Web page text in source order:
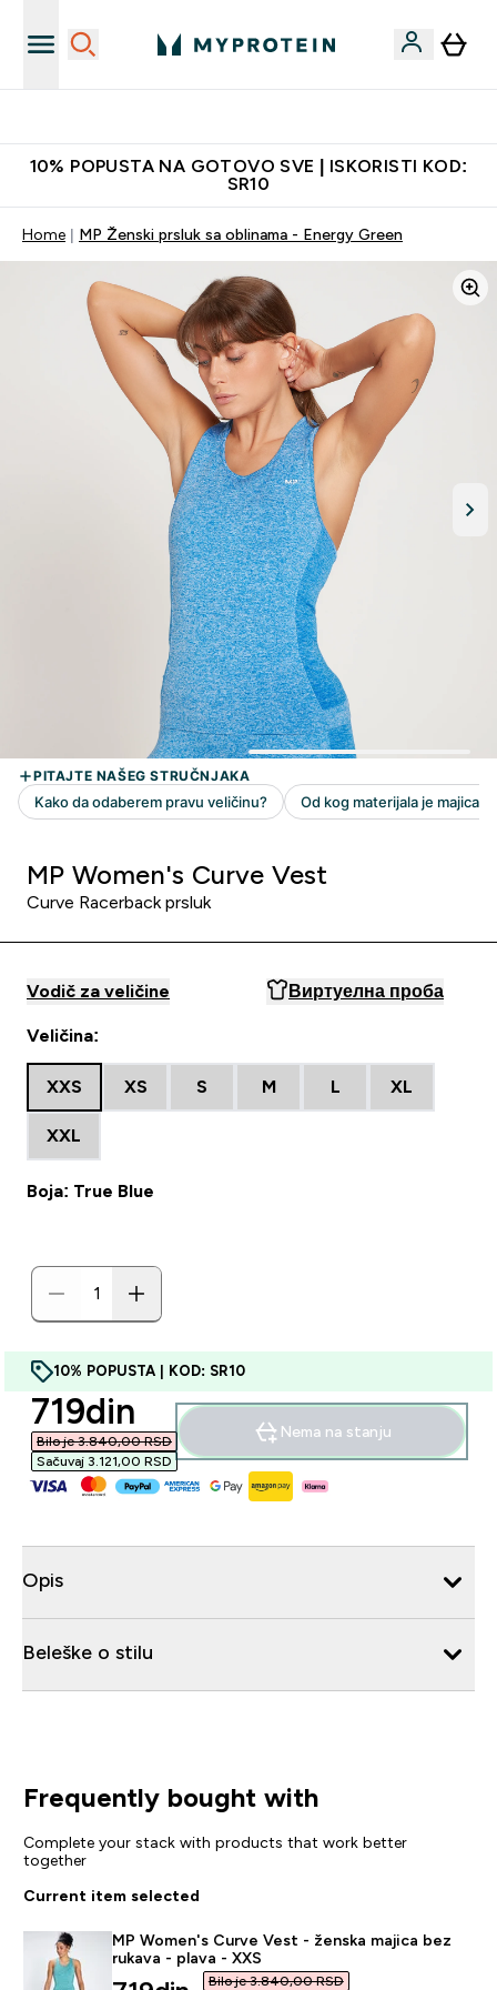
10% POPUSTA NA GOTOVO SVE | ISKORISTI KOD:
SR10
Home MP Ženski prsluk sa oblinama - Energy Green
MP Women's Curve Vest
Curve Racerback prsluk
Vodič za veličine Виртуелна проба
Veličina:
XXS XS S M L XL
XXL
Boja: True Blue
10% POPUSTA | KOD: SR10
discounted price
719din‎
Bilo je 3.840,00 RSD‎
Sačuvaj 3.121,00 RSD‎
Nema na stanju
Opis
Beleške o stilu
Frequently bought with
Complete your stack with products that work better
together
Current item selected
MP Women's Curve Vest - ženska majica bez
rukava - plava - XXS
Bilo je 3.840,00 RSD‎